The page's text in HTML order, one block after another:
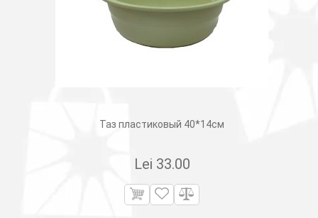
Таз пластиковый 40*14см
Lei 33.00